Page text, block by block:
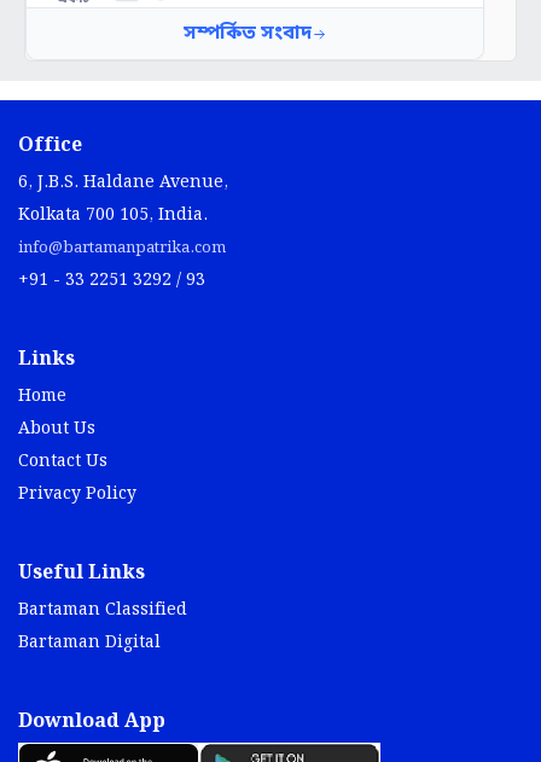
Office
6, J.B.S. Haldane Avenue,
Kolkata 700 105, India.
info@bartamanpatrika.com
+91 - 33 2251 3292 / 93
Links
Home
About Us
Contact Us
Privacy Policy
Useful Links
Bartaman Classified
Bartaman Digital
Download App